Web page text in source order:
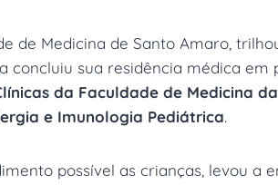
de Medicina de Santo Amaro,
concluiu sua residência médica em
da Faculdade de Medicina da
e Imunologia Pediátrica.
possível as crianças, levou a